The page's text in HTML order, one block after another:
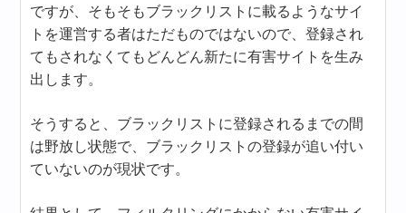
ですが、そもそもブラックリストに載るようなサイ
トを運営する者はただものではないので、登録され
てもされなくてもどんどん新たに有害サイトを生み
出します。
そうすると、ブラックリストに登録されるまでの間
は野放し状態で、ブラックリストの登録が追い付い
ていないのが現状です。